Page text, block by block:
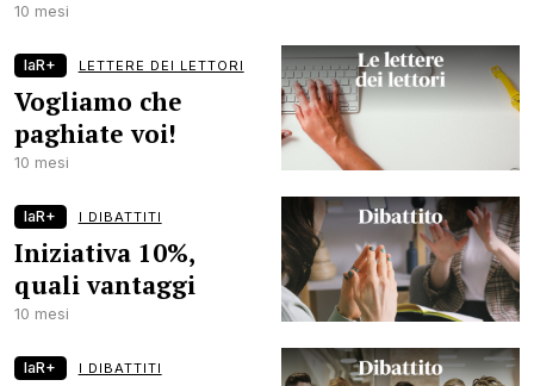
10 mesi
laR+ LETTERE DEI LETTORI
Vogliamo che
paghiate voi!
10 mesi
laR+ I DIBATTITI
Iniziativa 10%,
quali vantaggi
10 mesi
laR+ I DIBATTITI